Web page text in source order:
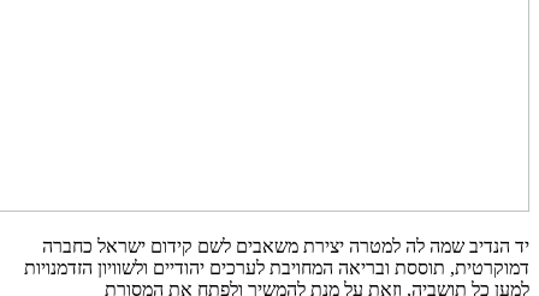
יד הנדיב שמה לה למטרה יצירת משאבים לשם קידום ישראל כחברה
דמוקרטית, תוססת ובריאה המחויבת לערכים יהודיים ולשוויון הזדמנויות
למען כל תושביה, וזאת על מנת להמשיך ולפתח את המסורת